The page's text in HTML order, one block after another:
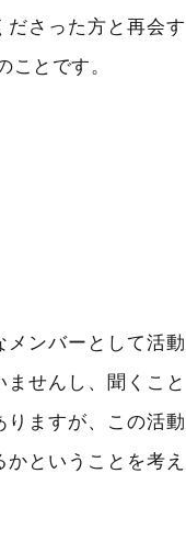
さった方と再会す
ことです。
メンバーとして活動
せんし、聞くこと
ますが、この活動
ということを考え